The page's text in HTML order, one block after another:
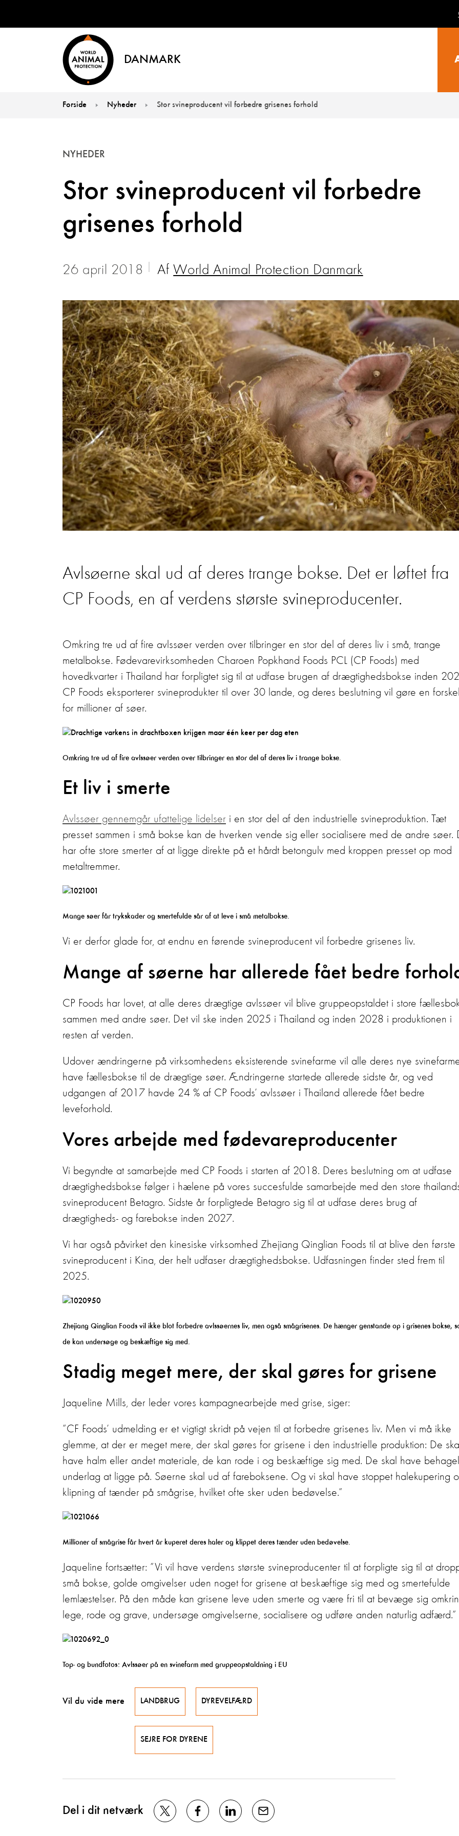
DANMARK
Forside Nyheder Stor svineproducent vil forbedre grisenes forhold
Stor svineproducent vil forbedre
grisenes forhold
NYHEDER
26 april 2018 Af World Animal Protection Danmark
Avlsøerne skal ud af deres trange bokse. Det er løftet fra
CP Foods, en af verdens største svineproducenter.
Omkring tre ud af fire avlssøer verden over tilbringer en stor del af deres liv i små, trange
metalbokse. Fødevarevirksomheden Charoen Popkhand Foods PCL (CP Foods) med
hovedkvarter i Thailand har forpligtet sig til at udfase brugen af drægtighedsbokse inden
CP Foods eksporterer svineprodukter til over 30 lande, og deres beslutning vil gøre en
for millioner af søer.
Omkring tre ud af fire avlssøer verden over tilbringer en stor del af deres liv i trange bokse.
Et liv i smerte
Avlssøer gennemgår ufattelige lidelser i en stor del af den industrielle svineproduktion. Tæt
presset sammen i små bokse kan de hverken vende sig eller socialisere med de andre søer.
har ofte store smerter af at ligge direkte på et hårdt betongulv med kroppen presset op mod
metaltremmer.
Mange søer får trykskader og smertefulde sår af at leve i små metalbokse.
Vi er derfor glade for, at endnu en førende svineproducent vil forbedre grisenes liv.
Mange af søerne har allerede fået bedre
CP Foods har lovet, at alle deres drægtige avlssøer vil blive gruppeopstaldet i store
sammen med andre søer. Det vil ske inden 2025 i Thailand og inden 2028 i produktionen i
resten af verden.
Udover ændringerne på virksomhedens eksisterende svinefarme vil alle deres nye
have fællesbokse til de drægtige søer. Ændringerne startede allerede sidste år, og ved
udgangen af 2017 havde 24 % af CP Foods’ avlssøer i Thailand allerede fået bedre
leveforhold.
Vores arbejde med fødevareproducenter
Vi begyndte at samarbejde med CP Foods i starten af 2018. Deres beslutning om at udfase
drægtighedsbokse følger i hælene på vores succesfulde samarbejde med den store
svineproducent Betagro. Sidste år forpligtede Betagro sig til at udfase deres brug af
drægtigheds- og farebokse inden 2027.
Vi har også påvirket den kinesiske virksomhed Zhejiang Qinglian Foods til at blive den første
svineproducent i Kina, der helt udfaser drægtighedsbokse. Udfasningen finder sted frem til
2025.
Zhejiang Qinglian Foods vil ikke blot forbedre avlssøernes liv, men også smågrisenes. De hænger genstande op i grisenes bokse,
de kan undersøge og beskæftige sig med.
Stadig meget mere, der skal gøres for grisene
Jaqueline Mills, der leder vores kampagnearbejde med grise, siger:
”CF Foods’ udmelding er et vigtigt skridt på vejen til at forbedre grisenes liv. Men vi må ikke
glemme, at der er meget mere, der skal gøres for grisene i den industrielle produktion: De
have halm eller andet materiale, de kan rode i og beskæftige sig med. De skal have
underlag at ligge på. Søerne skal ud af fareboksene. Og vi skal have stoppet halekupering
klipning af tænder på smågrise, hvilket ofte sker uden bedøvelse.”
Millioner af smågrise får hvert år kuperet deres haler og klippet deres tænder uden bedøvelse.
Jaqueline fortsætter: ”Vi vil have verdens største svineproducenter til at forpligte sig til at
små bokse, golde omgivelser uden noget for grisene at beskæftige sig med og smertefulde
lemlæstelser. På den måde kan grisene leve uden smerte og være fri til at bevæge sig
lege, rode og grave, undersøge omgivelserne, socialisere og udføre anden naturlig adfærd.”
Top- og bundfotos: Avlssøer på en svinefarm med gruppeopstaldning i EU
Vil du vide mere LANDBRUG DYREVELFÆRD
SEJRE FOR DYRENE
Del i dit netværk